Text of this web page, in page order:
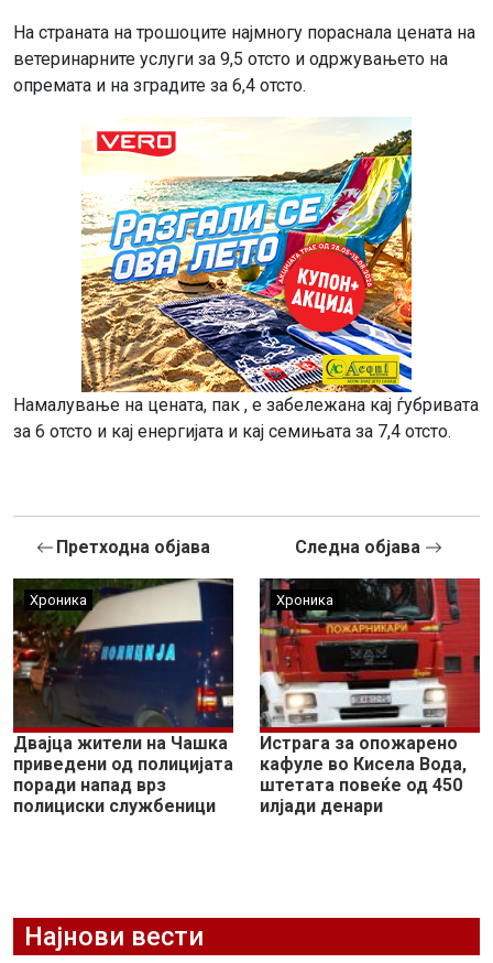
На страната на трошоците најмногу пораснала цената на
ветеринарните услуги за 9,5 отсто и одржувањето на
опремата и на зградите за 6,4 отсто.
Намалување на цената, пак , е забележана кај ѓубривата
за 6 отсто и кај енергијата и кај семињата за 7,4 отсто.
Претходна објава
Хроника
Двајца жители на Чашка
приведени од полицијата
поради напад врз
полициски службеници
Следна објава
Хроника
Истрага за опожарено
кафуле во Кисела Вода,
штетата повеќе од 450
илјади денари
Најнови вести